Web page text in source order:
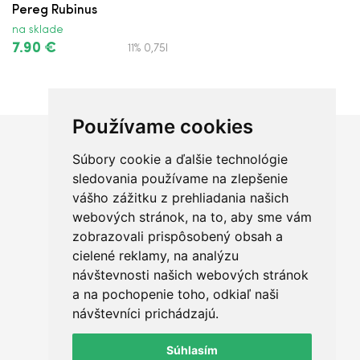
Používame cookies
Súbory cookie a ďalšie technológie
sledovania používame na zlepšenie
vášho zážitku z prehliadania našich
webových stránok, na to, aby sme vám
zobrazovali prispôsobený obsah a
cielené reklamy, na analýzu
návštevnosti našich webových stránok
a na pochopenie toho, odkiaľ naši
návštevníci prichádzajú.
Súhlasím
Jaume Serra Bouquet Cava Rosé
Chateau Modra Horeca Sauvignon
Blanc Biele Suché D.S.C.
Nichta Muškát Moravský 66 Biele Sladké
Giorgio & Gianni Viva Frizzante Biele
Polosladké
Giorgio & Gianni Pinot Grigio Biele
Spritz ALMARE Limone
Pereg Rubinus
na sklade
7.90 € 11% 0,75l
Chceš sa radšej porozprávať?
+421 950 420 666
ahoj@qualit.sk